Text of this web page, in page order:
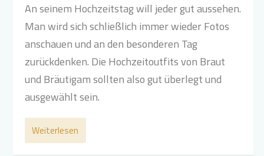
An seinem Hochzeitstag will jeder gut aussehen.
Man wird sich schließlich immer wieder Fotos
anschauen und an den besonderen Tag
zurückdenken. Die Hochzeitoutfits von Braut
und Bräutigam sollten also gut überlegt und
ausgewählt sein.
Weiterlesen